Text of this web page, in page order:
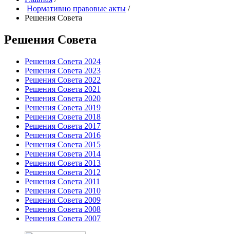
Нормативно правовые акты /
Решения Совета
Решения Совета
Решения Совета 2024
Решения Совета 2023
Решения Совета 2022
Решения Совета 2021
Решения Совета 2020
Решения Совета 2019
Решения Совета 2018
Решения Совета 2017
Решения Совета 2016
Решения Совета 2015
Решения Совета 2014
Решения Совета 2013
Решения Совета 2012
Решения Совета 2011
Решения Совета 2010
Решения Совета 2009
Решения Совета 2008
Решения Совета 2007